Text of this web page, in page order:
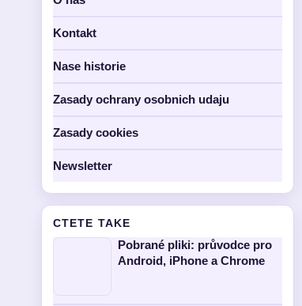
Kontakt
Nase historie
Zasady ochrany osobnich udaju
Zasady cookies
Newsletter
CTETE TAKE
Pobrané pliki: průvodce pro
Android, iPhone a Chrome